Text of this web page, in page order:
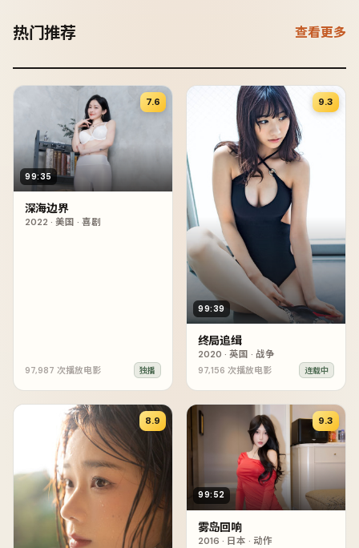
热门推荐 查看更多
99:35
7.6
深海边界
2022 · 美国 · 喜剧
97,987 次播放电影 独播
99:39
9.3
终局追缉
2020 · 英国 · 战争
97,156 次播放电影 连载中
8.9
99:52
9.3
雾岛回响
2016 · 日本 · 动作